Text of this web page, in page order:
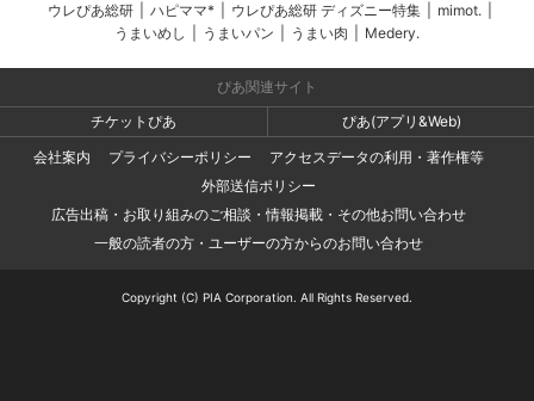
ウレぴあ総研 ハピママ* ウレぴあ総研 ディズニー特集 mimot.
うまいめし
うまいパン うまい肉 Medery.
ぴあ関連サイト
チケットぴあ
ぴあ(アプリ&Web)
会社案内
プライバシーポリシー
アクセスデータの利用・著作権等
外部送信ポリシー
広告出稿・お取り組みのご相談・情報掲載・その他お問い合わせ
一般の読者の方・ユーザーの方からのお問い合わせ
Copyright (C) PIA Corporation. All Rights Reserved.